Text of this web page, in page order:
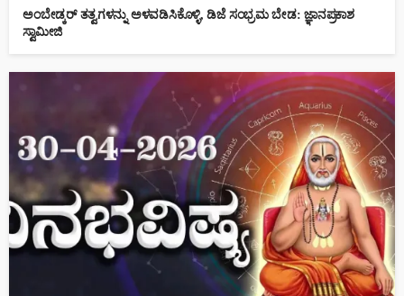
ಅಂಬೇಡ್ಕರ್ ತತ್ವಗಳನ್ನು ಅಳವಡಿಸಿಕೊಳ್ಳಿ, ಡಿಜೆ ಸಂಭ್ರಮ ಬೇಡ: ಜ್ಞಾನಪ್ರಕಾಶ
ಸ್ವಾಮೀಜಿ